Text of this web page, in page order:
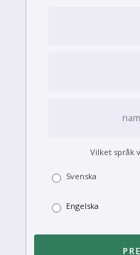
Vilket språk
Svenska
Engelska